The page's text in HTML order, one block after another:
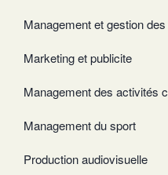
Management et gestion
Marketing et publicite
Management des activités
Management du sport
Production audiovisuelle